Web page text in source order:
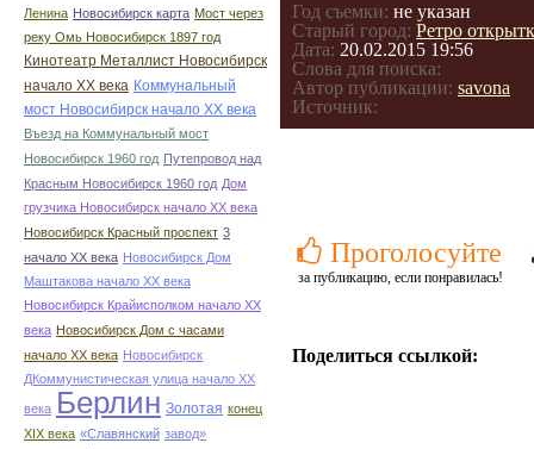
Ленина Новосибирск карта Мост через
реку Омь Новосибирск 1897 год
Кинотеатр Металлист Новосибирск
начало ХХ века Коммунальный
мост Новосибирск начало ХХ века
Въезд на Коммунальный мост
Новосибирск 1960 год Путепровод над
Красным Новосибирск 1960 год Дом
грузчика Новосибирск начало ХХ века
Новосибирск Красный проспект 3
начало ХХ века Новосибирск Дом
Маштакова начало ХХ века
Новосибирск Крайисполком начало ХХ
века Новосибирск Дом с часами
начало ХХ века Новосибирск
ДКоммунистическая улица начало ХХ
века Берлин Золотая конец
ХІХ века «Славянский завод»
Год съемки: не указан
Старый город: Ретро
Дата: 20.02.2015 19:56
Слова для поиска:
Автор публикации: savona
Источник:
Проголосуйте
за публикацию, если понравилась!
Поделиться ссылкой: